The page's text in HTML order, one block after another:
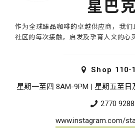
星巴克
作为全球臻品咖啡的卓越供应商，我
社区的每次接触，启发及孕育人文的心
Shop 110-
星期一至四 8AM-9PM | 星期五至日
2770 9288
www.instagram.com/